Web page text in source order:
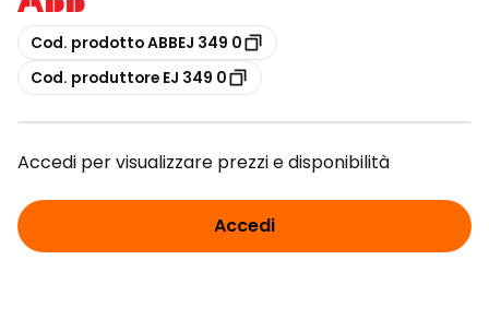
copia
Cod. prodotto ABBEJ 349 0
copia
Cod. produttore EJ 349 0
Accedi per visualizzare prezzi e disponibilità
Accedi